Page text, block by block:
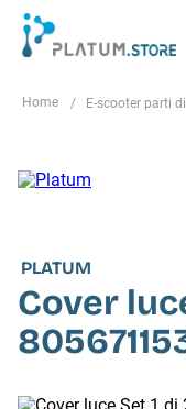
E-scooter parti
PLATUM
Cover